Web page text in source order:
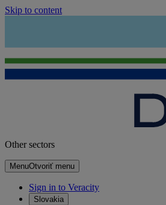
Skip to content
Other sectors
MenuOtvoriť menu
Sign in to Veracity
Slovakia